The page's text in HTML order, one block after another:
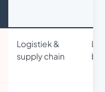
Logistiek &
supply chain